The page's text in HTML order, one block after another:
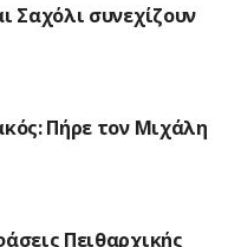
Σαχόλι συνεχίζουν
Πήρε τον Μιχάλη
Πειθαρχικής